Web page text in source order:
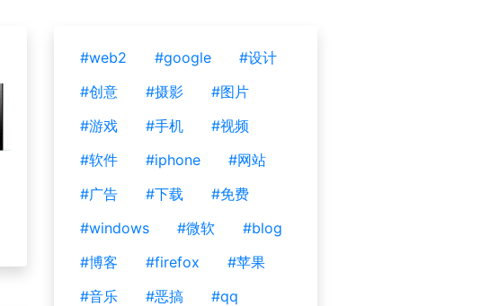
#web2 #google
#设计
#创意
#摄影
#图片
#游戏
#手机
#视频
#软件
#iphone
#网站
#广告
#下载
#免费
#windows
#微软
#blog
#博客
#firefox
#苹果
#音乐
#恶搞
#qq